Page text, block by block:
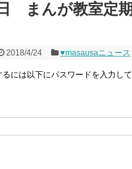
まんが教室定期
2018/4/24 ♥︎masausaニュース
には以下にパスワードを入力して